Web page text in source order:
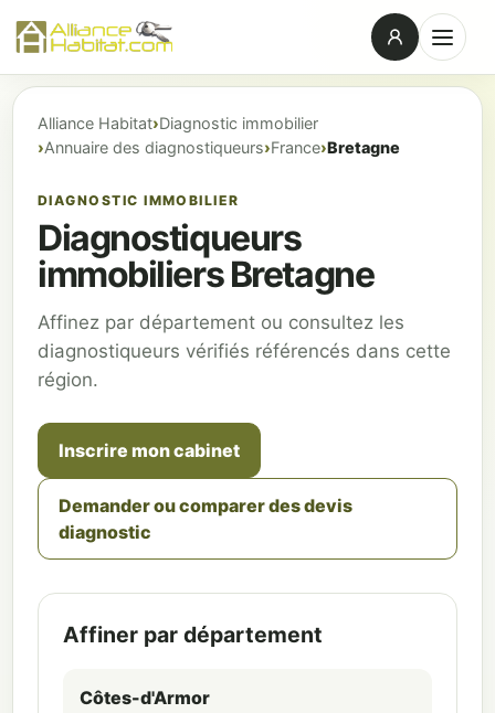
Alliance Habitat Diagnostic immobilier
Annuaire des diagnostiqueurs France Bretagne
DIAGNOSTIC IMMOBILIER
Diagnostiqueurs
immobiliers Bretagne
Affinez par département ou consultez les
diagnostiqueurs vérifiés référencés dans cette
région.
Inscrire mon cabinet
Demander ou comparer des devis
diagnostic
Affiner par département
Côtes-d'Armor